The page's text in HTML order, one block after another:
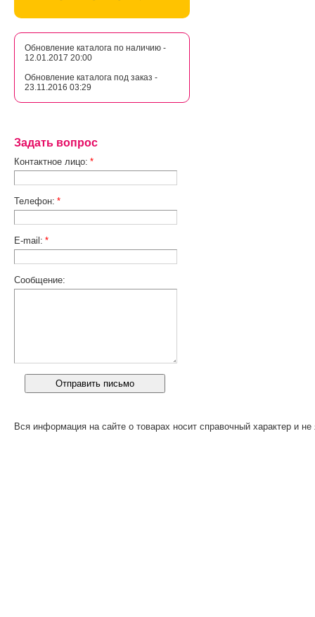
Обновление каталога по наличию -
12.01.2017 20:00
Обновление каталога под заказ -
23.11.2016 03:29
Задать вопрос
Контактное лицо: *
Телефон: *
E-mail: *
Сообщение:
Вся информация на сайте о товарах носит справочный характер и